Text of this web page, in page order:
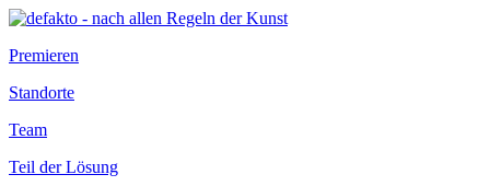
Premieren
Standorte
Team
Teil der Lösung